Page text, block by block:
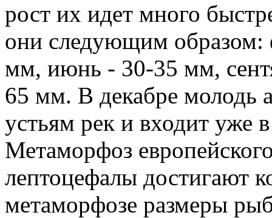
рост их идет много
они следующим образом:
мм, июнь - 30-35 мм,
65 мм. В декабре молодь
устьям рек и входит уже
Метаморфоз
лептоцефалы достигают
метаморфозе размеры